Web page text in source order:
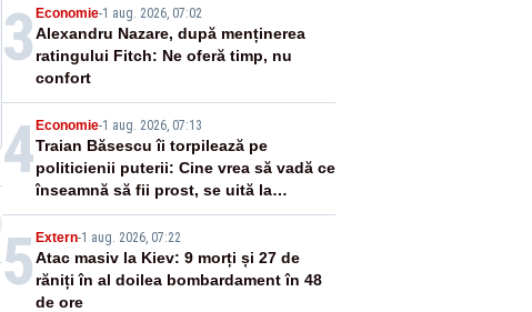
3 Economie-1 aug. 2026, 07:02
Alexandru Nazare, după menținerea
ratingului Fitch: Ne oferă timp, nu
confort
4Economie-1 aug. 2026, 07:13
Traian Băsescu îi torpilează pe
politicienii puterii: Cine vrea să vadă ce
înseamnă să fii prost, se uită la
România
5 Extern-1 aug. 2026, 07:22
Atac masiv la Kiev: 9 morți și 27 de
răniți în al doilea bombardament în 48
de ore